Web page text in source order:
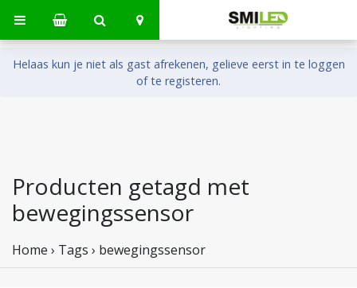
Helaas kun je niet als gast afrekenen, gelieve eerst in te loggen
of te registeren.
Producten getagd met
bewegingssensor
Home › Tags › bewegingssensor